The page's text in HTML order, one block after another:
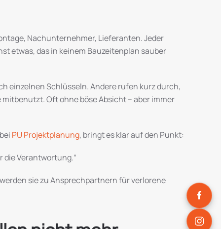
Nachunternehmer, Lieferanten. Jeder
etwas, das in keinem Bauzeitenplan sauber
einzelnen Schlüsseln. Andere rufen kurz durch,
Oft ohne böse Absicht – aber immer
PU Projektplanung, bringt es klar auf den Punkt:
die Verantwortung.“
sie zu Ansprechpartnern für verlorene